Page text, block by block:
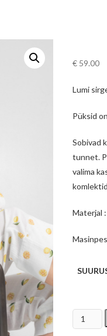
€59.00
Lumi
Püksid
Sobivad
tunnet.
valima
Materjal
Lumi
Pants